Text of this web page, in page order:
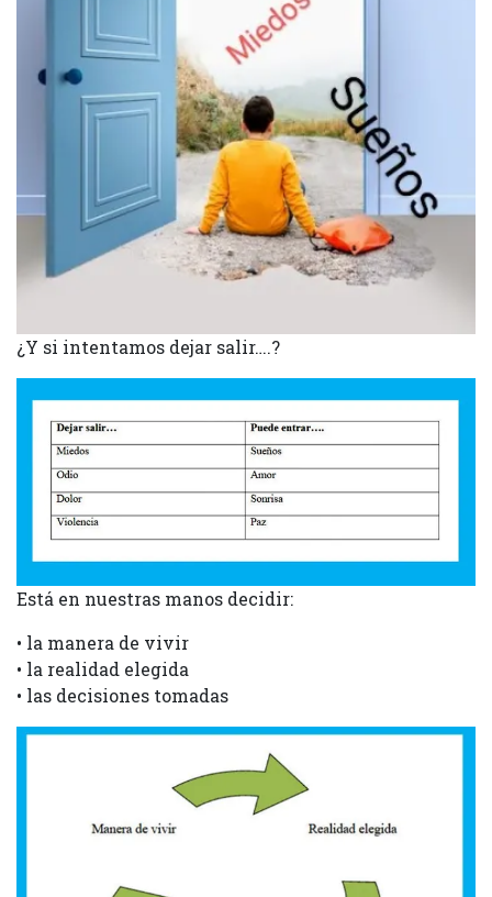
¿Y si intentamos dejar salir….?
Está en nuestras manos decidir:
• la manera de vivir
• la realidad elegida
• las decisiones tomadas